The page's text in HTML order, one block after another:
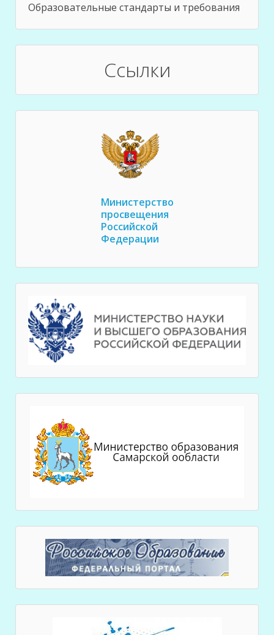
Образовательные стандарты и требования
Ссылки
Министерство
просвещения
Российской
Федерации